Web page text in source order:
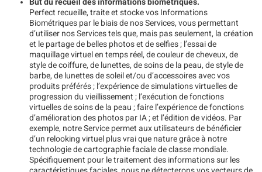
Perfect recueille, traite et stocke vos Informations
Biométriques par le biais de nos Services, vous permettant
d’utiliser nos Services tels que, mais pas seulement, la création
et le partage de belles photos et de selfies ; l’essai de
maquillage virtuel en temps réel, de couleur de cheveux, de
style de coiffure, de lunettes, de soins de la peau, de style de
barbe, de lunettes de soleil et/ou d’accessoires avec vos
produits préférés ; l’expérience de simulations virtuelles de
progression du vieillissement ; l’exécution de fonctions
virtuelles de soins de la peau ; faire l’expérience de fonctions
d’amélioration des photos par IA ; et l’édition de vidéos. Par
exemple, notre Service permet aux utilisateurs de bénéficier
d’un relooking virtuel plus vrai que nature grâce à notre
technologie de cartographie faciale de classe mondiale.
Spécifiquement pour le traitement des informations sur les